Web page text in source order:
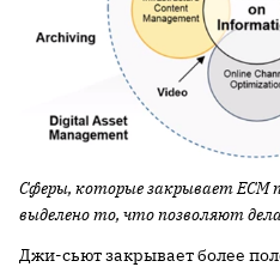
Сферы, которые закрывает ECM
выделено то, что позволяют
Джи-сьют закрывает более